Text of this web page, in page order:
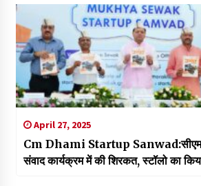
April 27, 2025
Cm Dhami Startup Sanwad:सीएम
संवाद कार्यक्रम में की शिरकत, स्टॉलो का